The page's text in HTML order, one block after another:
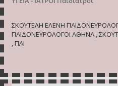
ΣΚΟΥΤΕΛΗ ΕΛΕΝΗ
ΠΑΙΔΟΝΕΥΡΟΛΟΓΟΙ ΑΘΗΝΑ ,
, ΠΑΙ